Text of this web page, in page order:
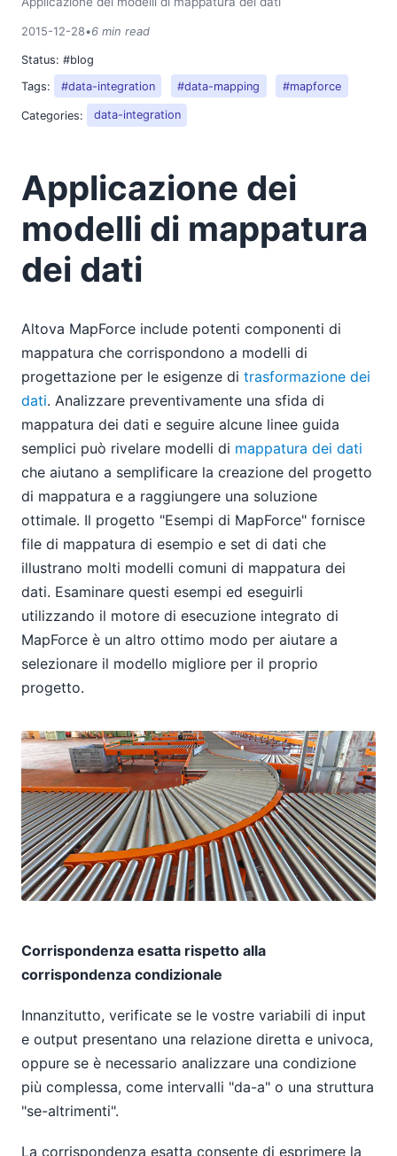
2015-12-28•6 min read
Status: #blog
Tags:
#data-integration #data-mapping #mapforce
Categories: data-integration
Applicazione dei
modelli di mappatura
dei dati
Altova MapForce include potenti componenti di
mappatura che corrispondono a modelli di
progettazione per le esigenze di trasformazione dei
dati. Analizzare preventivamente una sfida di
mappatura dei dati e seguire alcune linee guida
semplici può rivelare modelli di mappatura dei dati
che aiutano a semplificare la creazione del progetto
di mappatura e a raggiungere una soluzione
ottimale. Il progetto "Esempi di MapForce" fornisce
file di mappatura di esempio e set di dati che
illustrano molti modelli comuni di mappatura dei
dati. Esaminare questi esempi ed eseguirli
utilizzando il motore di esecuzione integrato di
MapForce è un altro ottimo modo per aiutare a
selezionare il modello migliore per il proprio
progetto.
Corrispondenza esatta rispetto alla
corrispondenza condizionale
Innanzitutto, verificate se le vostre variabili di input
e output presentano una relazione diretta e univoca,
oppure se è necessario analizzare una condizione
più complessa, come intervalli "da-a" o una struttura
"se-altrimenti".
La corrispondenza esatta consente di esprimere la